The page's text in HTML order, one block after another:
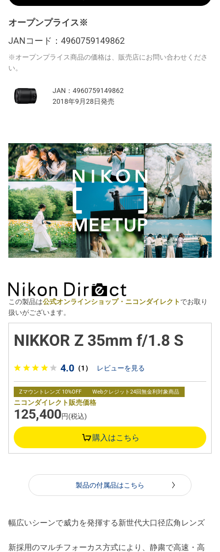
オープンプライス※
JANコード： 4960759149862
※オープンプライス商品の価格は、販売店にお問い合わせくださ
い。
JAN： 4960759149862
2018年9月28日発売
この製品は公式オンラインショップ・ニコンダイレクトでお取り
扱いがございます。
NIKKOR Z 35mm f/1.8 S
4.0（1） レビューを見る
Zマウントレンズ 10%OFF Webクレジット24回無金利対象商品
ニコンダイレクト販売価格
125,400円(税込)
購入はこちら
製品の付属品はこちら
幅広いシーンで威力を発揮する新世代大口径広角レンズ
新採用のマルチフォーカス方式により、静粛で高速・高